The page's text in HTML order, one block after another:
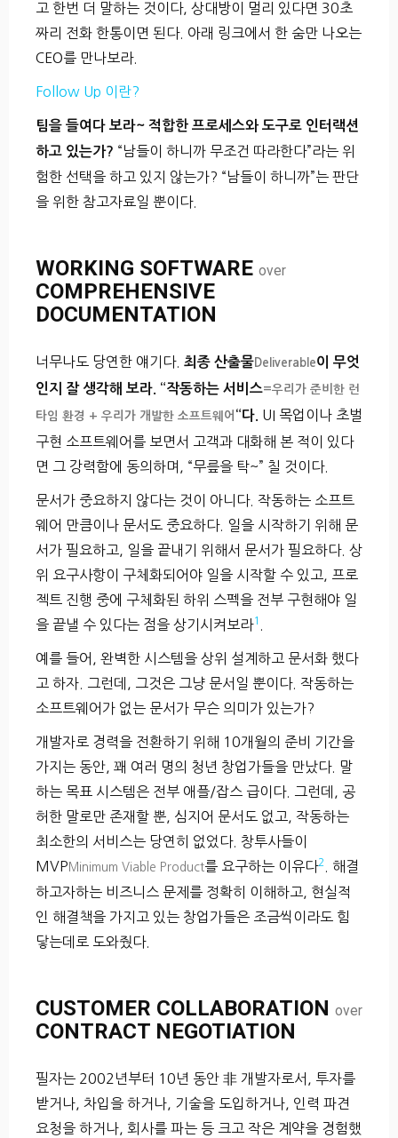
고 한번 더 말하는 것이다, 상대방이 멀리 있다면 30초
짜리 전화 한통이면 된다. 아래 링크에서 한 숨만 나오는
CEO를 만나보라.
Follow Up 이란?
팀을 들여다 보라~ 적합한 프로세스와 도구로 인터랙션
하고 있는가? “남들이 하니까 무조건 따라한다”라는 위
험한 선택을 하고 있지 않는가? “남들이 하니까”는 판단
을 위한 참고자료일 뿐이다.
WORKING SOFTWARE over
COMPREHENSIVE
DOCUMENTATION
너무나도 당연한 얘기다. 최종 산출물Deliverable이 무엇
인지 잘 생각해 보라. “작동하는 서비스=우리가 준비한 런
타임 환경 + 우리가 개발한 소프트웨어 “다. UI 목업이나 초벌
구현 소프트웨어를 보면서 고객과 대화해 본 적이 있다
면 그 강력함에 동의하며, “무릎을 탁~” 칠 것이다.
문서가 중요하지 않다는 것이 아니다. 작동하는 소프트
웨어 만큼이나 문서도 중요하다. 일을 시작하기 위해 문
서가 필요하고, 일을 끝내기 위해서 문서가 필요하다. 상
위 요구사항이 구체화되어야 일을 시작할 수 있고, 프로
젝트 진행 중에 구체화된 하위 스펙을 전부 구현해야 일
을 끝낼 수 있다는 점을 상기시켜보라1
예를 들어, 완벽한 시스템을 상위 설계하고 문서화 했다
고 하자. 그런데, 그것은 그냥 문서일 뿐이다. 작동하는
소프트웨어가 없는 문서가 무슨 의미가 있는가?
개발자로 경력을 전환하기 위해 10개월의 준비 기간을
가지는 동안, 꽤 여러 명의 청년 창업가들을 만났다. 말
하는 목표 시스템은 전부 애플/잡스 급이다. 그런데, 공
허한 말로만 존재할 뿐, 심지어 문서도 없고, 작동하는
최소한의 서비스는 당연히 없었다. 창투사들이
MVP Minimum Viable Product를 요구하는 이유다2
. 해결
하고자하는 비즈니스 문제를 정확히 이해하고, 현실적
인 해결책을 가지고 있는 창업가들은 조금씩이라도 힘
닿는데로 도와줬다.
CUSTOMER COLLABORATION over
CONTRACT NEGOTIATION
필자는 2002년부터 10년 동안 非 개발자로서, 투자를
받거나, 차입을 하거나, 기술을 도입하거나, 인력 파견
요청을 하거나, 회사를 파는 등 크고 작은 계약을 경험했